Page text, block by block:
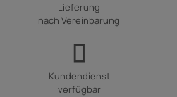
Lieferung
nach Vereinbarung
Kundendienst
verfügbar